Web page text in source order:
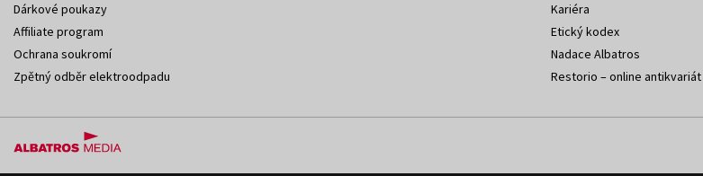
Dárkové poukazy
Affiliate program
Ochrana soukromí
Zpětný odběr elektroodpadu
Kariéra
Etický kodex
Nadace Albatros
Restorio – online antikvariát